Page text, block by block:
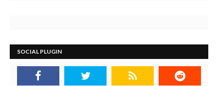
SOCIAL PLUGIN